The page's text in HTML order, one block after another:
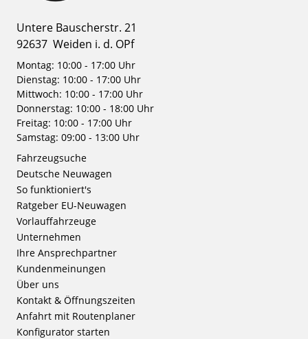
Untere Bauscherstr. 21
92637 Weiden i. d. OPf
Montag: 10:00 - 17:00 Uhr
Dienstag: 10:00 - 17:00 Uhr
Mittwoch: 10:00 - 17:00 Uhr
Donnerstag: 10:00 - 18:00 Uhr
Freitag: 10:00 - 17:00 Uhr
Samstag: 09:00 - 13:00 Uhr
Fahrzeugsuche
Deutsche Neuwagen
So funktioniert's
Ratgeber EU-Neuwagen
Vorlauffahrzeuge
Unternehmen
Ihre Ansprechpartner
Kundenmeinungen
Über uns
Kontakt & Öffnungszeiten
Anfahrt mit Routenplaner
Konfigurator starten